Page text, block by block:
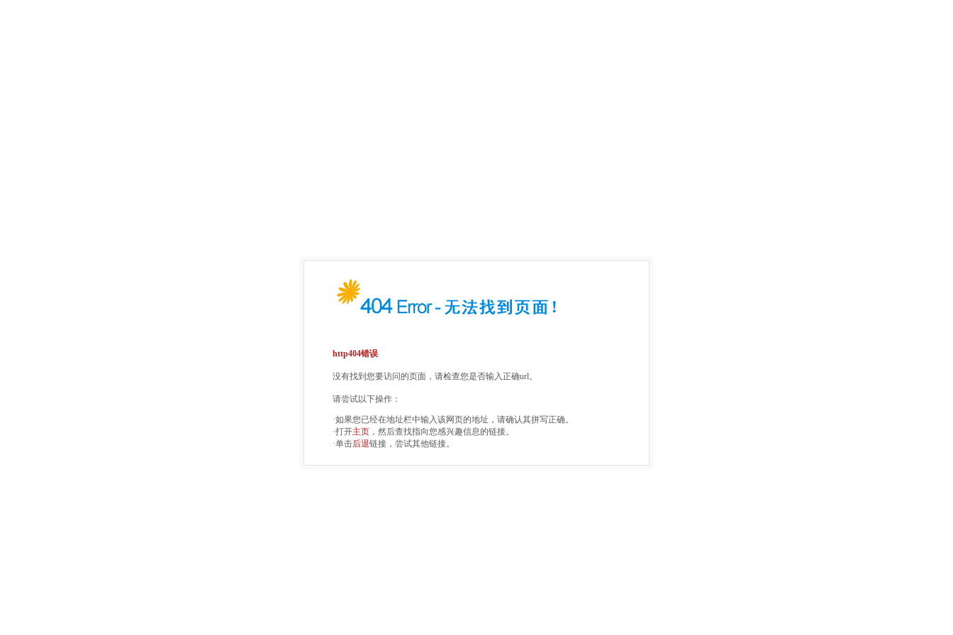
http404错误
没有找到您要访问的页面，请检查您是否输入正确url。
请尝试以下操作：
·如果您已经在地址栏中输入该网页的地址，请确认其拼写正确。
·打开主页 ，然后查找指向您感兴趣信息的链接。
·单击后退链接，尝试其他链接。